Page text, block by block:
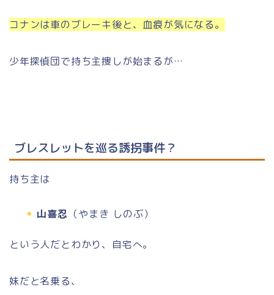
コナンは車のブレーキ後と、血痕が気になる。
少年探偵団で持ち主捜しが始まるが…
ブレスレットを巡る誘拐事件？
持ち主は
山喜忍 （やまき しのぶ）
という人だとわかり、自宅へ。
妹だと名乗る、